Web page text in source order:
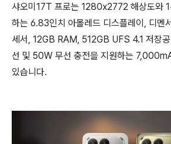
샤오미17T 프로는 1280x2772 해상도와
하는 6.83인치 아몰레드 디스플레이, 디
세서, 12GB RAM, 512GB UFS 4.1 저장
선 및 50W 무선 충전을 지원하는
있습니다.